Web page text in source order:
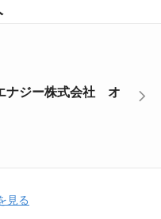
ナジー株式会社 オ
見る